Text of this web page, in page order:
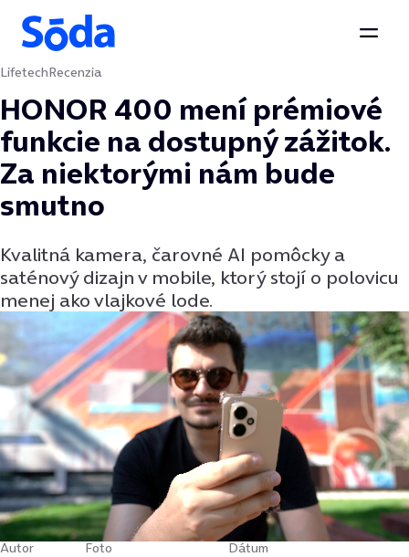
Preskočiť na obsah
LifetechRecenzia
HONOR 400 mení prémiové
funkcie na dostupný zážitok.
Za niektorými nám bude
smutno
Kvalitná kamera, čarovné AI pomôcky a
saténový dizajn v mobile, ktorý stojí o polovicu
menej ako vlajkové lode.
Autor Foto Dátum